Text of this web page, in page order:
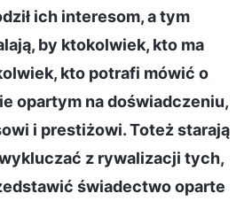
ich interesom, a tym
by ktokolwiek, kto ma
kto potrafi mówić o
opartym na doświadczeniu,
i prestiżowi. Toteż starają
z rywalizacji tych,
świadectwo oparte